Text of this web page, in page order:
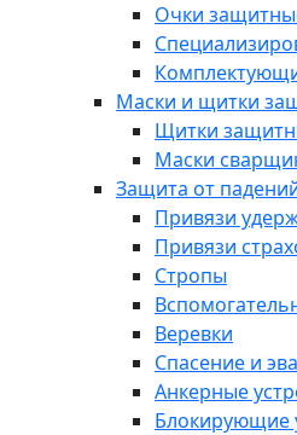
Очки
Маски и щитки
Щитки
Маски
Защита от
Привязи
Привязи
Стропы
Веревки
Спасение и
Анкерные
Блокирующие